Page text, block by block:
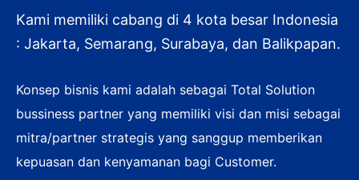
Kami memiliki cabang di 4 kota besar Indonesia
: Jakarta, Semarang, Surabaya, dan Balikpapan.
Konsep bisnis kami adalah sebagai Total Solution
bussiness partner yang memiliki visi dan misi sebagai
mitra/partner strategis yang sanggup memberikan
kepuasan dan kenyamanan bagi Customer.